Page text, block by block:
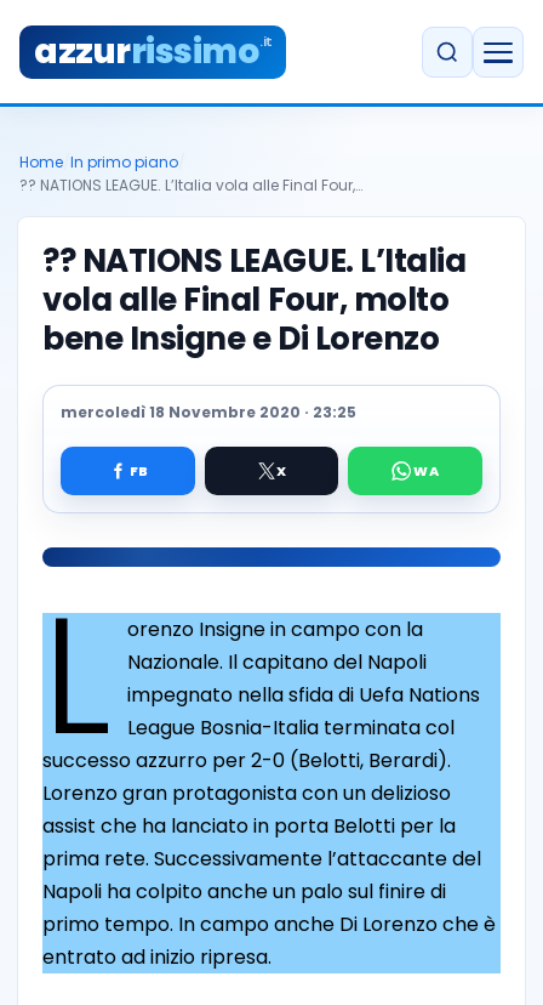
azzurrissimo.it
Home In primo piano
?? NATIONS LEAGUE. L’Italia vola alle Final Four,…
?? NATIONS LEAGUE. L’Italia
vola alle Final Four, molto
bene Insigne e Di Lorenzo
mercoledì 18 Novembre 2020 · 23:25
L orenzo Insigne in campo con la
Nazionale. Il capitano del Napoli
impegnato nella sfida di Uefa Nations
League Bosnia-Italia terminata col
successo azzurro per 2-0 (Belotti, Berardi).
Lorenzo gran protagonista con un delizioso
assist che ha lanciato in porta Belotti per la
prima rete. Successivamente l’attaccante del
Napoli ha colpito anche un palo sul finire di
primo tempo. In campo anche Di Lorenzo che è
entrato ad inizio ripresa.